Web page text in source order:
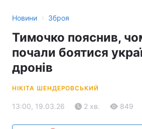
Новини › Зброя
Тимочко пояснив,
почали боятися
дронів
НІКІТА ШЕНДЕРОВСЬКИЙ
13:00, 19.03.26 2 хв. 849